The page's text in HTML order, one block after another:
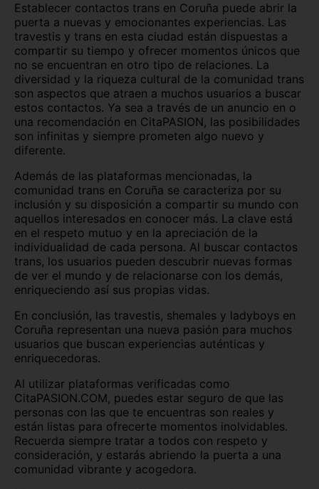
Establecer contactos trans en Coruña puede abrir la
puerta a nuevas y emocionantes experiencias. Las
travestis y trans en esta ciudad están dispuestas a
compartir su tiempo y ofrecer momentos únicos que
no se encuentran en otro tipo de relaciones. La
diversidad y la riqueza cultural de la comunidad trans
son aspectos que atraen a muchos usuarios a buscar
estos contactos. Ya sea a través de un anuncio en o
una recomendación en CitaPASION, las posibilidades
son infinitas y siempre prometen algo nuevo y
diferente.
Además de las plataformas mencionadas, la
comunidad trans en Coruña se caracteriza por su
inclusión y su disposición a compartir su mundo con
aquellos interesados en conocer más. La clave está
en el respeto mutuo y en la apreciación de la
individualidad de cada persona. Al buscar contactos
trans, los usuarios pueden descubrir nuevas formas
de ver el mundo y de relacionarse con los demás,
enriqueciendo así sus propias vidas.
En conclusión, las travestis, shemales y ladyboys en
Coruña representan una nueva pasión para muchos
usuarios que buscan experiencias auténticas y
enriquecedoras.
Al utilizar plataformas verificadas como
CitaPASION.COM, puedes estar seguro de que las
personas con las que te encuentras son reales y
están listas para ofrecerte momentos inolvidables.
Recuerda siempre tratar a todos con respeto y
consideración, y estarás abriendo la puerta a una
comunidad vibrante y acogedora.